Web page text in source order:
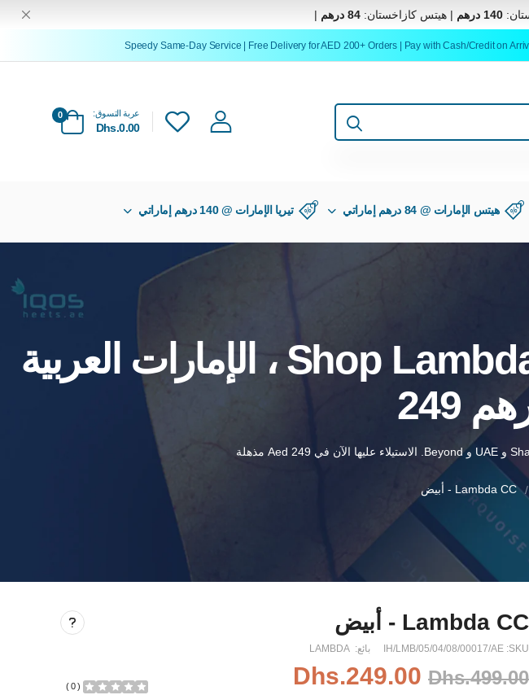
140 درهم | هيتس كازاخستان:84 درهم |
Speedy Same-Day Service | Free Delivery for AED 200+ Orders | Pay with Cash/Credit on
0 عربة التسوق:
Dhs.0.00
هيتس الإمارات @ 84 درهم إماراتي تيريا الإمارات @ 140 درهم إماراتي
Shop Lambda CC - White Dubai ، Abu Dhabi ، الإمارات العربية
249
Lambda CC - أبيض
Lambda CC - أبيض
SKU:
IH/LMB/05/04/08/00017/AE بائع: LAMBDA
Dhs.249.00 Dhs.499.00
(
0
)